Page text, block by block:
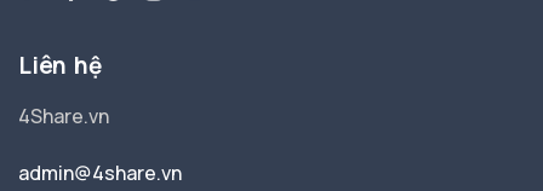
Liên hệ
4Share.vn
admin@4share.vn